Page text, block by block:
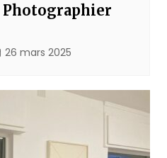
26 mars 2025